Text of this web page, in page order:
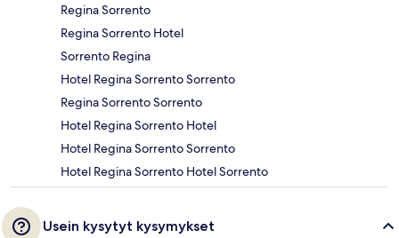
Regina Sorrento
Regina Sorrento Hotel
Sorrento Regina
Hotel Regina Sorrento Sorrento
Regina Sorrento Sorrento
Hotel Regina Sorrento Hotel
Hotel Regina Sorrento Sorrento
Hotel Regina Sorrento Hotel Sorrento
Usein kysytyt kysymykset